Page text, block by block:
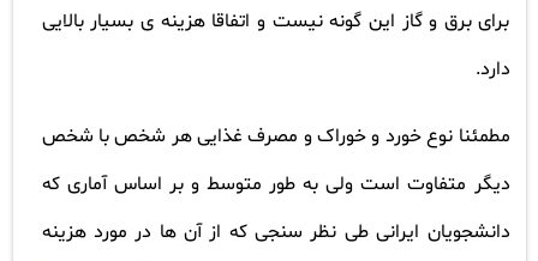
برای برق و گاز این گونه نیست و اتفاقا هزینه ی بسیار بالایی
دارد.
مطمئنا نوع خورد و خوراک و مصرف غذایی هر شخص با شخص
دیگر متفاوت است ولی به طور متوسط و بر اساس آماری که
دانشجویان ایرانی طی نظر سنجی که از آن ها در مورد هزینه